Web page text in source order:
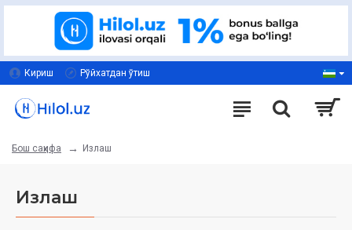
Кириш Рўйхатдан ўтиш
Бош саҳифа Излаш
Излаш